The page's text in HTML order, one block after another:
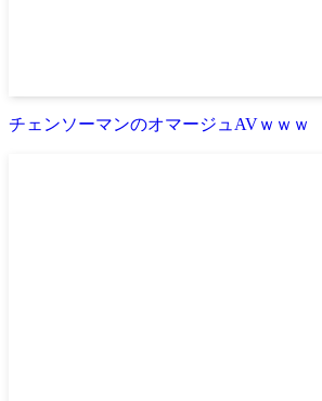
チェンソーマンのオマージュAVｗｗｗ